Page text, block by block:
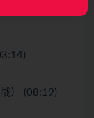
） (08:19)